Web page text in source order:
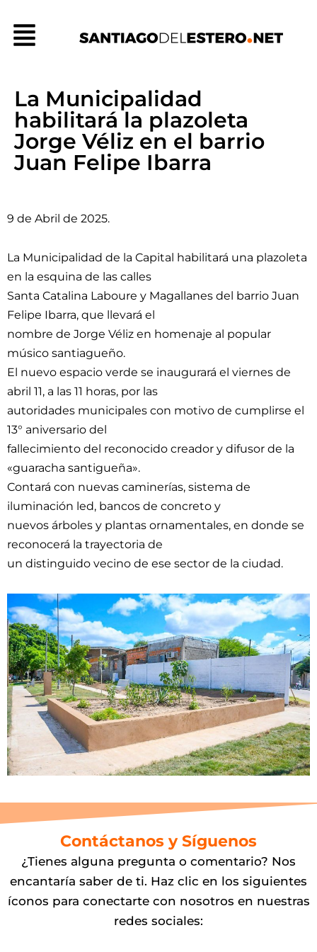
contenido
Menú
La Municipalidad
habilitará la plazoleta
Jorge Véliz en el barrio
Juan Felipe Ibarra
9 de Abril de 2025.
La Municipalidad de la Capital habilitará una plazoleta
en la esquina de las calles
Santa Catalina Laboure y Magallanes del barrio Juan
Felipe Ibarra, que llevará el
nombre de Jorge Véliz en homenaje al popular
músico santiagueño.
El nuevo espacio verde se inaugurará el viernes de
abril 11, a las 11 horas, por las
autoridades municipales con motivo de cumplirse el
13° aniversario del
fallecimiento del reconocido creador y difusor de la
«guaracha santigueña».
Contará con nuevas caminerías, sistema de
iluminación led, bancos de concreto y
nuevos árboles y plantas ornamentales, en donde se
reconocerá la trayectoria de
un distinguido vecino de ese sector de la ciudad.
Contáctanos y Síguenos
¿Tienes alguna pregunta o comentario? Nos
encantaría saber de ti. Haz clic en los siguientes
íconos para conectarte con nosotros en nuestras
redes sociales: